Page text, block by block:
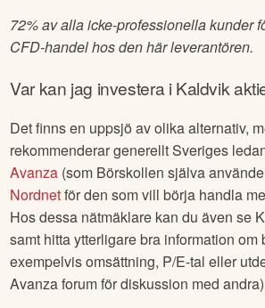
72% av alla icke-professionella kunder
CFD-handel hos den här leverantören.
Var kan jag investera iKaldvik
Det finns en uppsjö av olika alternativ,
rekommenderar generellt Sveriges
Avanza (som Börskollen själva
Nordnetför den som vill börja handla
Hos dessa nätmäklare kan du även se
samt hitta ytterligare bra information om
exempelvis omsättning, P/E-tal eller
Avanza forum för diskussion med